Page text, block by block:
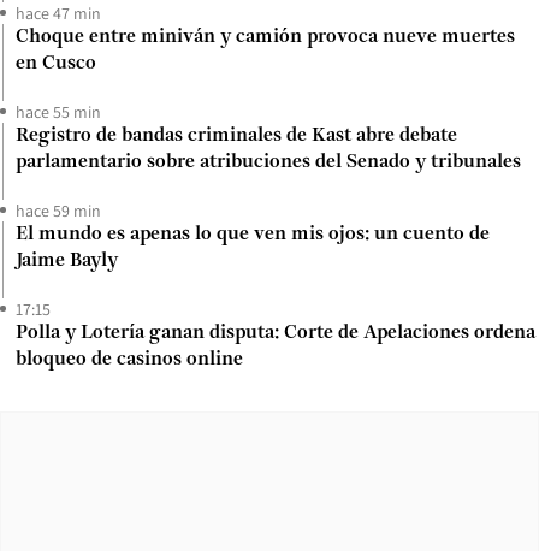
hace 47 min
Choque entre miniván y camión provoca nueve muertes
en Cusco
hace 55 min
Registro de bandas criminales de Kast abre debate
parlamentario sobre atribuciones del Senado y tribunales
hace 59 min
El mundo es apenas lo que ven mis ojos: un cuento de
Jaime Bayly
17:15
Polla y Lotería ganan disputa: Corte de Apelaciones ordena
bloqueo de casinos online